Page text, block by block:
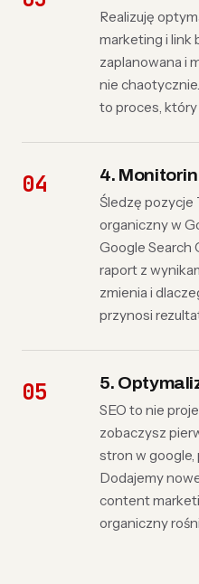
Realizuję
marketing i link
zaplanowana i
nie
to proces,
4.
Śledzę pozycje
organiczny w
Google Search
raport z
zmienia i
przynosi
5.
SEO to nie
zobaczysz
stron w google,
Dodajemy
content
organiczny